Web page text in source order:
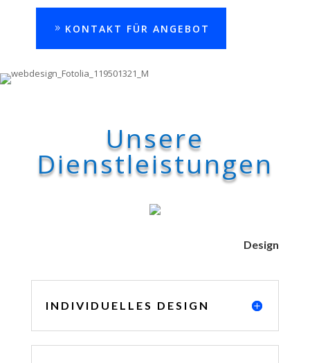
KONTAKT FÜR ANGEBOT
Unsere
Dienstleistungen
Design
INDIVIDUELLES DESIGN